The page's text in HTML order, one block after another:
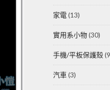
家電 (13)
實用系小物(30)
手機/平板保護殼
汽車 (3)